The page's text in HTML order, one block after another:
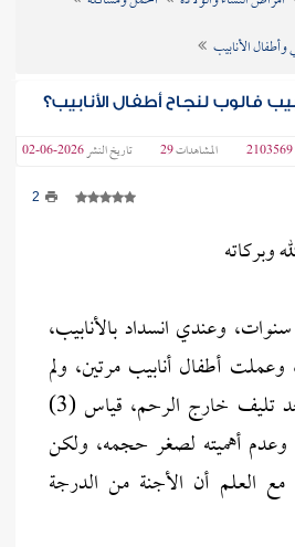
وأطفال الأنابيب
فالوب لنجاح أطفال الأنابيب؟
2103569 المشاهدات29 تاريخ النشر2026-06-02
2
وبركاته
وعندي انسداد بالأنابيب،
أطفال أنابيب مرتين، ولم
تنجح، مع العلم يوجد تليف خارج الرحم، قياس (3)
وعدم أهميته لصغر حجمه، ولكن
مع العلم أن الأجنة من الدرجة